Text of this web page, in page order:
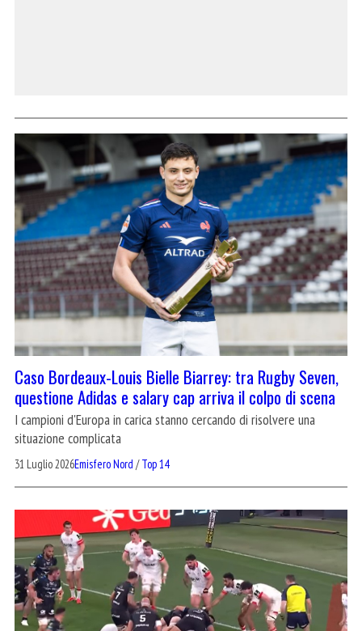
Caso Bordeaux-Louis Bielle Biarrey: tra Rugby Seven,
questione Adidas e salary cap arriva il colpo di scena
I campioni d'Europa in carica stanno cercando di risolvere una
situazione complicata
31 Luglio 2026Emisfero Nord /Top 14